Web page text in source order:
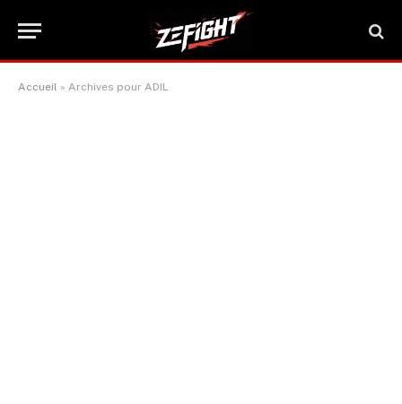
Accueil » Archives pour ADIL